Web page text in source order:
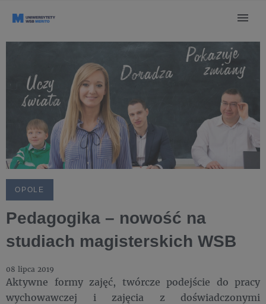
OPOLE
Pedagogika – nowość na
studiach magisterskich WSB
08 lipca 2019
Aktywne formy zajęć, twórcze podejście do pracy
wychowawczej i zajęcia z doświadczonymi